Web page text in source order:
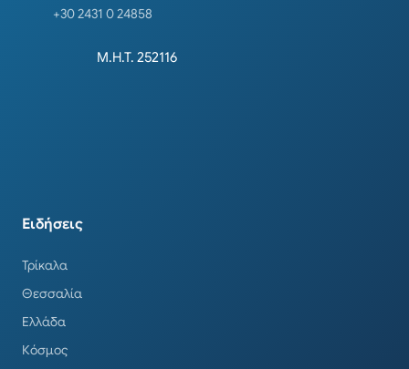
+30 2431 0 24858
Μ.Η.Τ. 252116
Ειδήσεις
Τρίκαλα
Θεσσαλία
Ελλάδα
Κόσμος